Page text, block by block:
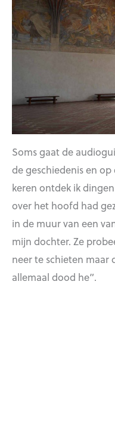
Soms gaat de
de geschiedenis en
keren ontdek ik
over het hoofd had
in de muur van een
mijn dochter. Ze
neer te schieten maar
allemaal dood he”.